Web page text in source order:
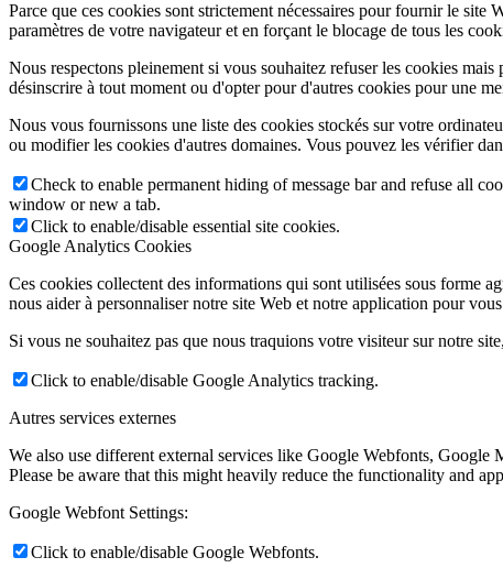
Parce que ces cookies sont strictement nécessaires pour fournir le
paramètres de votre navigateur et en forçant le blocage de tous les
Nous respectons pleinement si vous souhaitez refuser les cookies
désinscrire à tout moment ou d'opter pour d'autres cookies pour une
Nous vous fournissons une liste des cookies stockés sur votre
ou modifier les cookies d'autres domaines. Vous pouvez les vérifier
Check to enable permanent hiding of message bar and refuse all
window or new a tab.
Click to enable/disable essential site cookies.
Google Analytics Cookies
Ces cookies collectent des informations qui sont utilisées sous forme
nous aider à personnaliser notre site Web et notre application pour
Si vous ne souhaitez pas que nous traquions votre visiteur sur notre
Click to enable/disable Google Analytics tracking.
Autres services externes
We also use different external services like Google Webfonts,
Please be aware that this might heavily reduce the functionality and
Google Webfont Settings:
Click to enable/disable Google Webfonts.